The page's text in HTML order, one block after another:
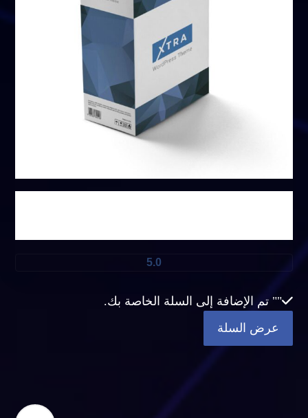
5.0
"" تم الإضافة إلى السلة الخاصة بك.
عرض السلة